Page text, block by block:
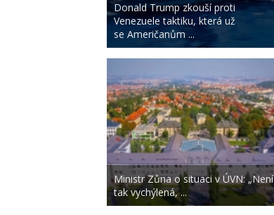
Donald Trump zkouší proti
Venezuele taktiku, která už
se Američanům ...
Ministr Zůna o situaci v ÚVN: „Není
tak vychýlená, ...